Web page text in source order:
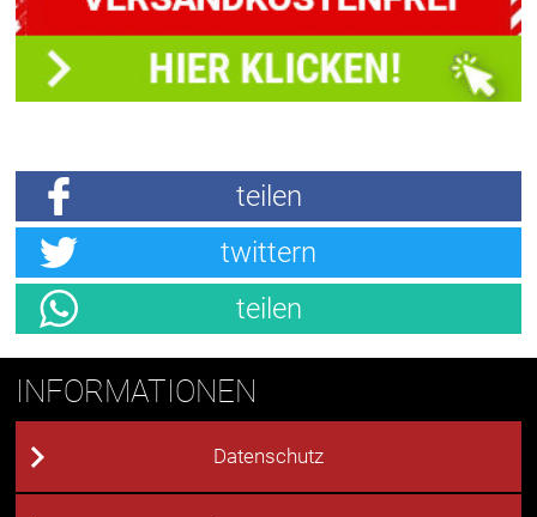
teilen
twittern
teilen
INFORMATIONEN
Datenschutz